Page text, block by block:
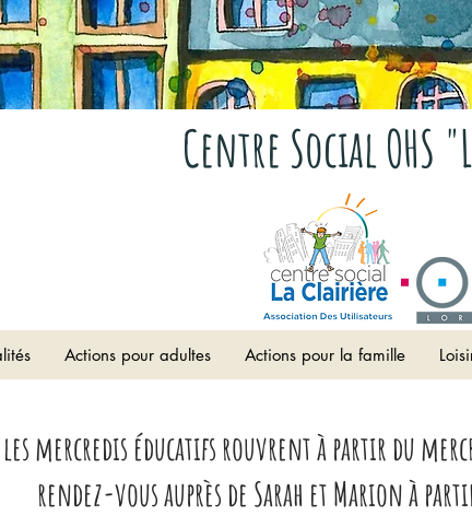
Centre Social OHS
Actions pour adultes Actions pour la famille
mercredis éducatifs rouvrent à partir du
rendez-vous auprès de Sarah et Marion à